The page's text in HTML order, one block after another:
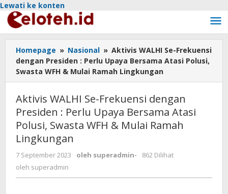
Lewati ke konten
Homepage » Nasional » Aktivis WALHI Se-Frekuensi
dengan Presiden : Perlu Upaya Bersama Atasi Polusi,
Swasta WFH & Mulai Ramah Lingkungan
Aktivis WALHI Se-Frekuensi dengan
Presiden : Perlu Upaya Bersama Atasi
Polusi, Swasta WFH & Mulai Ramah
Lingkungan
7 September 2023 oleh superadmin-
862 Dilihat
oleh superadmin